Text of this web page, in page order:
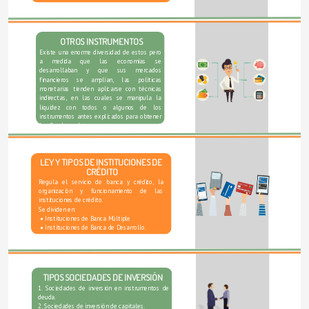
OTROS INSTRUMENTOS
Existe una enorme diversidad de estos pero
a medida que las economías se
desarrollaban y que sus mercados
financieros se amplían, las políticas
monetarias tienden aplicarse con técnicas
indirectas, en las cuales se manipula la
liquidez con todos o algunos de los
instrumentos antes explicados para obtener
la cifra deseada.
LEY Y TIPOS DE INSTITUCIONES DE
CRÉDITO
Regula el servicio de banca y crédito, la
organización y funcionamiento de las
instituciones de crédito.
Se dividen en:
Instituciones de Banca Múltiple
Instituciones de Banca de Desarrollo.
TIPOS SOCIEDADES DE INVERSIÓN
1. Sociedades de inversión en instrumentos de
deuda.
2. Sociedades de inversión de capitales.